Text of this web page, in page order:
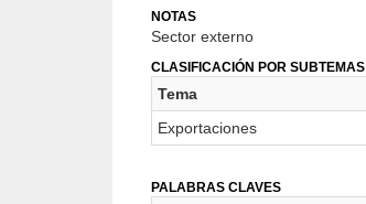
NOTAS
Sector externo
CLASIFICACIÓN POR SUBTEMAS
Tema
Exportaciones
PALABRAS CLAVES